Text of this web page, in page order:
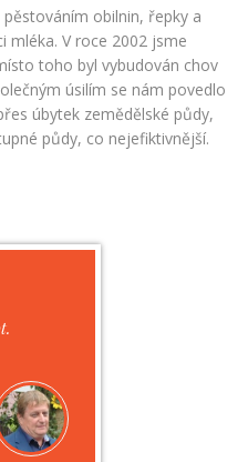
obilnin, řepky a
mléka. V roce 2002 jsme
toho byl vybudován chov
úsilím se nám povedlo
úbytek zemědělské půdy,
půdy, co nejefiktivnější.